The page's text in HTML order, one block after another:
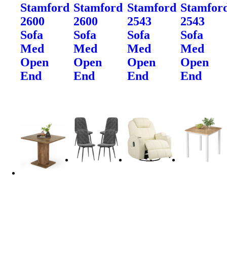
Stamford
2600
Sofa
Med
Open
End
Stamford
2600
Sofa
Med
Open
End
Stamford
2543
Sofa
Med
Open
End
2543
Sofa
Med
Open
End